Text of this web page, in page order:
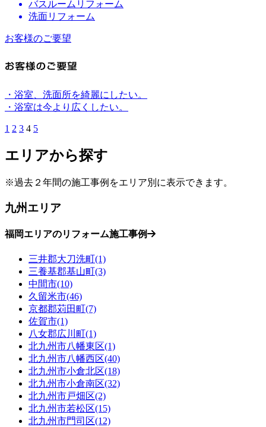
バスルームリフォーム
洗面リフォーム
お客様のご要望
・浴室、洗面所を綺麗にしたい。
・浴室は今より広くしたい。
1 2 3 4 5
エリアから探す
※過去２年間の施工事例をエリア別に表示できます。
九州エリア
福岡エリアのリフォーム施工事例
三井郡大刀洗町(1)
三養基郡基山町(3)
中間市(10)
久留米市(46)
京都郡苅田町(7)
佐賀市(1)
八女郡広川町(1)
北九州市八幡東区(1)
北九州市八幡西区(40)
北九州市小倉北区(18)
北九州市小倉南区(32)
北九州市戸畑区(2)
北九州市若松区(15)
北九州市門司区(12)